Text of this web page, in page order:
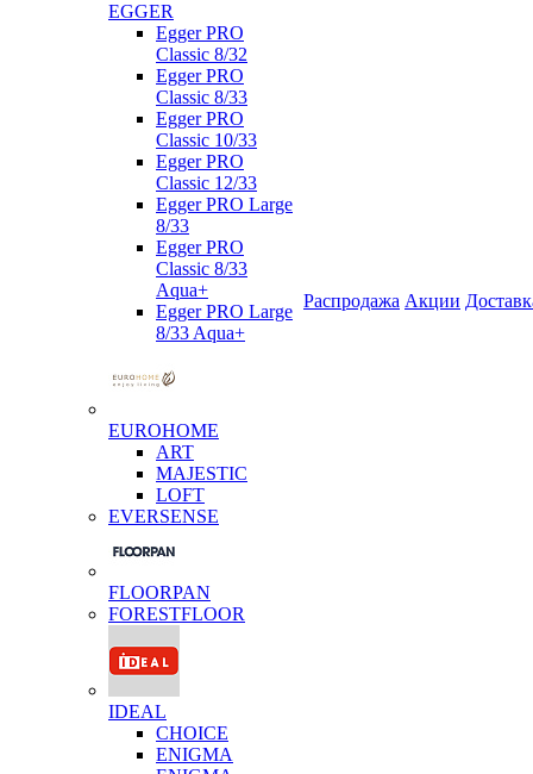
EGGER
Egger PRO
Classic 8/32
Egger PRO
Classic 8/33
Egger PRO
Classic 10/33
Egger PRO
Classic 12/33
Egger PRO Large
8/33
Egger PRO
Classic 8/33
Aqua+
Egger PRO Large
8/33 Aqua+
EUROHOME
ART
MAJESTIC
LOFT
EVERSENSE
FLOORPAN
FORESTFLOOR
IDEAL
CHOICE
ENIGMA
Распродажа Акции